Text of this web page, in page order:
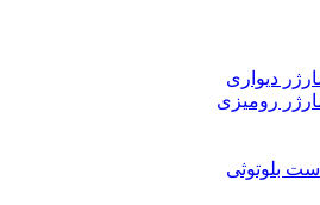
دیواری
رومیزی
بلوتوثی